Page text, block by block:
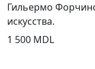
Гильермо
искусства.
1 500 MDL